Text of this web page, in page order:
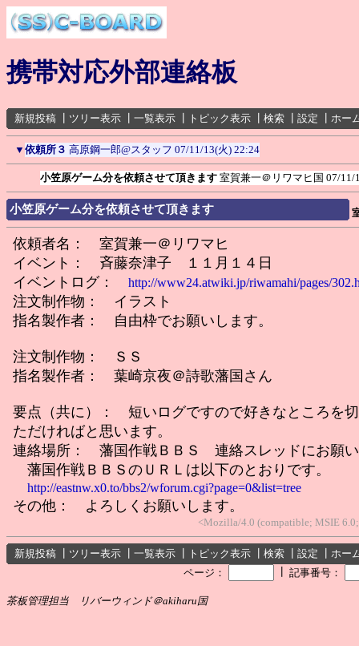
携帯対応外部連絡板
新規投稿 ツリー表示 一覧表示 トピック表示 検索 設定 ホー
▼ 依頼所３ 高原鋼一郎@スタッフ 07/11/13(火) 22:24
小笠原ゲーム分を依頼させて頂きます 室賀兼一＠リワマヒ国 07/11/
小笠原ゲーム分を依頼させて頂きます
依頼者名： 室賀兼一＠リワマヒ
イベント： 斉藤奈津子 １１月１４日
イベントログ： http://www24.atwiki.jp/riwamahi/pages/
注文制作物： イラスト
指名製作者： 自由枠でお願いします。
注文制作物： ＳＳ
指名製作者： 葉崎京夜＠詩歌藩国さん
要点（共に）： 短いログですので好きなところを
ただければと思います。
連絡場所： 藩国作戦ＢＢＳ 連絡スレッドにお願
藩国作戦ＢＢＳのＵＲＬは以下のとおりです。
http://eastnw.x0.to/bbs2/wforum.cgi?page=0&list=tree
その他： よろしくお願いします。
<Mozilla/4.0 (compatible; MSIE
新規投稿 ツリー表示 一覧表示 トピック表示 検索 設定
ホー
ページ：
記事番号：
茶板管理担当 リバーウィンド＠akiharu国